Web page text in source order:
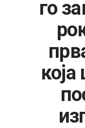
ЖИВОТ
МОЗАИК
го